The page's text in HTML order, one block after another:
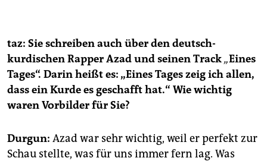
taz: Sie schreiben auch über den deutsch-
kurdischen Rapper Azad und seinen Track„Eines
Tages“. Darin heißt es: „Eines Tages zeig ich allen,
dass ein Kurde es geschafft hat.“ Wie wichtig
waren Vorbilder für Sie?
Durgun: Azad war sehr wichtig, weil er perfekt zur
Schau stellte, was für uns immer fern lag. Was